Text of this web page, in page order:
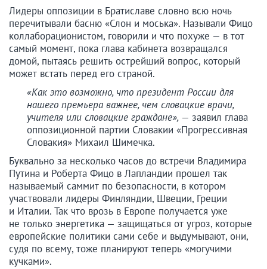
Лидеры оппозиции в Братиславе словно всю ночь
перечитывали басню «Слон и моська». Называли Фицо
коллаборационистом, говорили и что похуже — в тот
самый момент, пока глава кабинета возвращался
домой, пытаясь решить острейший вопрос, который
может встать перед его страной.
«Как это возможно, что президент России для
нашего премьера важнее, чем словацкие врачи,
учителя или словацкие граждане», — заявил глава
оппозиционной партии Словакии «Прогрессивная
Словакия» Михаил Шимечка.
Буквально за несколько часов до встречи Владимира
Путина и Роберта Фицо в Лапландии прошел так
называемый саммит по безопасности, в котором
участвовали лидеры Финляндии, Швеции, Греции
и Италии. Так что врозь в Европе получается уже
не только энергетика — защищаться от угроз, которые
европейские политики сами себе и выдумывают, они,
судя по всему, тоже планируют теперь «могучими
кучками».